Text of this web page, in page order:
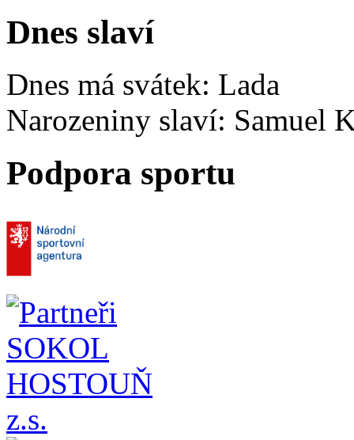
Dnes slaví
Dnes má svátek: Lada
Narozeniny slaví: Samuel
Podpora sportu